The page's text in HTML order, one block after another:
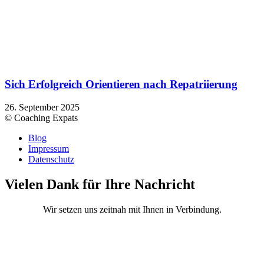
Sich Erfolgreich Orientieren nach Repatriierung
26. September 2025
© Coaching Expats
Blog
Impressum
Datenschutz
Vielen Dank für Ihre Nachricht
Wir setzen uns zeitnah mit Ihnen in Verbindung.